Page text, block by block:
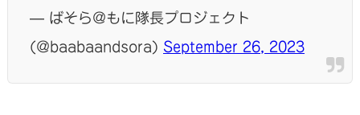
— ばそら@もに隊長プロジェクト
(@baabaandsora) September 26, 2023